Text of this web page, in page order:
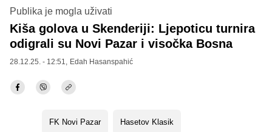
Publika je mogla uživati
Kiša golova u Skenderiji: Ljepoticu turnira
odigrali su Novi Pazar i visočka Bosna
28.12.25. - 12:51, Edah Hasanspahić
FK Novi Pazar Hasetov Klasik